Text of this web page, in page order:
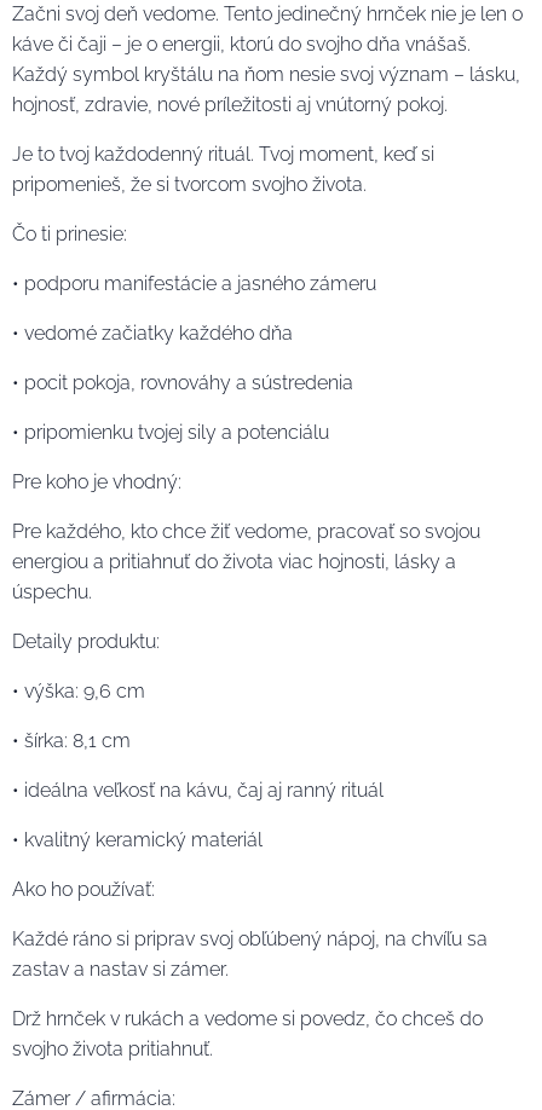
Začni svoj deň vedome. Tento jedinečný hrnček nie je len o
káve či čaji – je o energii, ktorú do svojho dňa vnášaš.
Každý symbol kryštálu na ňom nesie svoj význam – lásku,
hojnosť, zdravie, nové príležitosti aj vnútorný pokoj.
Je to tvoj každodenný rituál. Tvoj moment, keď si
pripomenieš, že si tvorcom svojho života.
Čo ti prinesie:
• podporu manifestácie a jasného zámeru
• vedomé začiatky každého dňa
• pocit pokoja, rovnováhy a sústredenia
• pripomienku tvojej sily a potenciálu
Pre koho je vhodný:
Pre každého, kto chce žiť vedome, pracovať so svojou
energiou a pritiahnuť do života viac hojnosti, lásky a
úspechu.
Detaily produktu:
• výška: 9,6 cm
• šírka: 8,1 cm
• ideálna veľkosť na kávu, čaj aj ranný rituál
• kvalitný keramický materiál
Ako ho používať:
Každé ráno si priprav svoj obľúbený nápoj, na chvíľu sa
zastav a nastav si zámer.
Drž hrnček v rukách a vedome si povedz, čo chceš do
svojho života pritiahnuť.
Zámer / afirmácia: